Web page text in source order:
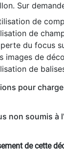
Sur
de
de
du focus
images de
de
pour
non soumis à
de cette